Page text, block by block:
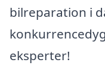
bilreparation i
eksperter!